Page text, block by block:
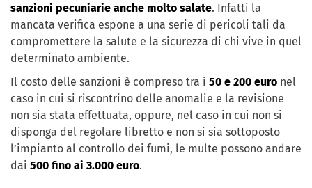
sanzioni pecuniarie anche molto salate. Infatti la
mancata verifica espone a una serie di pericoli tali da
compromettere la salute e la sicurezza di chi vive in quel
determinato ambiente.
Il costo delle sanzioni è compreso tra i 50 e 200 euro nel
caso in cui si riscontrino delle anomalie e la revisione
non sia stata effettuata, oppure, nel caso in cui non si
disponga del regolare libretto e non si sia sottoposto
l’impianto al controllo dei fumi, le multe possono andare
dai 500 fino ai 3.000 euro.